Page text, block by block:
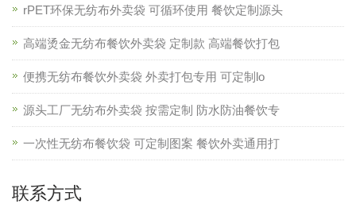
rPET环保无纺布外卖袋 可循环使用 餐饮定制源头
高端烫金无纺布餐饮外卖袋 定制款 高端餐饮打包
便携无纺布餐饮外卖袋 外卖打包专用 可定制lo
源头工厂无纺布外卖袋 按需定制 防水防油餐饮专
一次性无纺布餐饮袋 可定制图案 餐饮外卖通用打
联系方式